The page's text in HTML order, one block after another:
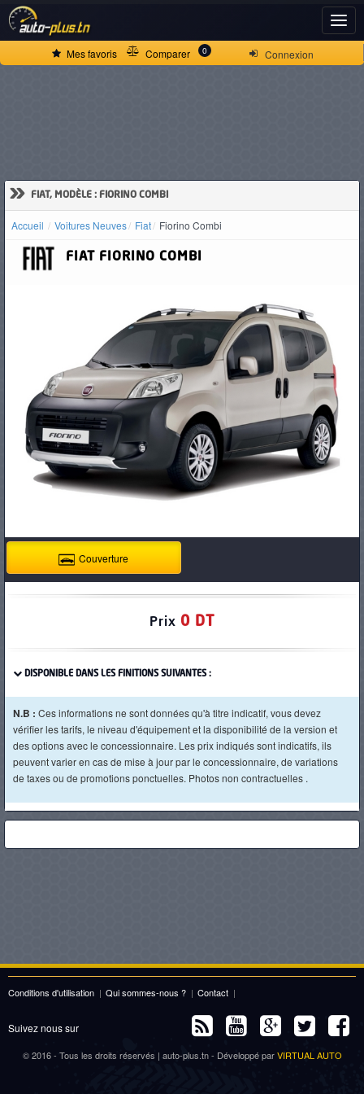
Connexion
Mes favoris Comparer 0
» FIAT, MODÈLE : FIORINO COMBI
Accueil Voitures Neuves Fiat Fiorino Combi
FIAT FIORINO COMBI
Couverture
Prix 0 DT
DISPONIBLE DANS LES FINITIONS SUIVANTES :
N.B : Ces informations ne sont données qu'à titre indicatif, vous devez
vérifier les tarifs, le niveau d'équipement et la disponibilité de la version et
des options avec le concessionnaire. Les prix indiqués sont indicatifs, ils
peuvent varier en cas de mise à jour par le concessionnaire, de variations
de taxes ou de promotions ponctuelles. Photos non contractuelles .
Conditions d'utilisation | Qui sommes-nous ? | Contact |
Suivez nous sur
© 2016 - Tous les droits réservés | auto-plus.tn - Développé parVIRTUAL AUTO
ACCUEIL
D'OCCASION
PNEUS